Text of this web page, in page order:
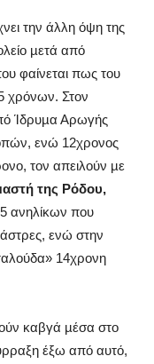
την άλλη όψη της
µετά από
φαίνεται πως του
χρόνων. Στον
Ίδρυµα Αρωγής
ενώ 12χρονος
τον απειλούν µε
της Ρόδου,
ανηλίκων που
ενώ στην
14χρονη
καβγά µέσα στο
έξω από αυτό,